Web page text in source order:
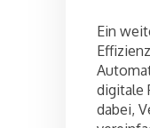
Ein
digitale
dabei,